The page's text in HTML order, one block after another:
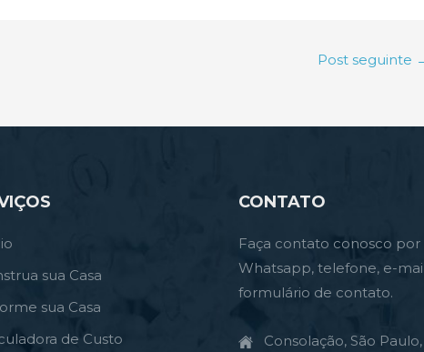
Post seguinte
sua Casa
sua Casa
de Custo
CONTATO
Faça contato conosco por
Whatsapp, telefone, e-
formulário de contato.
Consolação, São Paulo,